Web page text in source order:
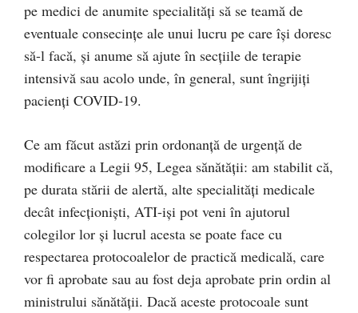
pe medici de anumite specialități să se teamă de
eventuale consecințe ale unui lucru pe care își doresc
să-l facă, și anume să ajute în secțiile de terapie
intensivă sau acolo unde, în general, sunt îngrijiți
pacienți COVID-19.
Ce am făcut astăzi prin ordonanță de urgență de
modificare a Legii 95, Legea sănătății: am stabilit că,
pe durata stării de alertă, alte specialități medicale
decât infecționiști, ATI-iși pot veni în ajutorul
colegilor lor și lucrul acesta se poate face cu
respectarea protocoalelor de practică medicală, care
vor fi aprobate sau au fost deja aprobate prin ordin al
ministrului sănătății. Dacă aceste protocoale sunt